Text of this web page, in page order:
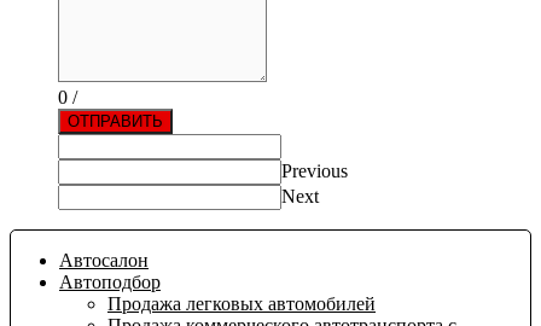
0 /
ОТПРАВИТЬ
Previous
Next
Автосалон
Автоподбор
Продажа легковых автомобилей